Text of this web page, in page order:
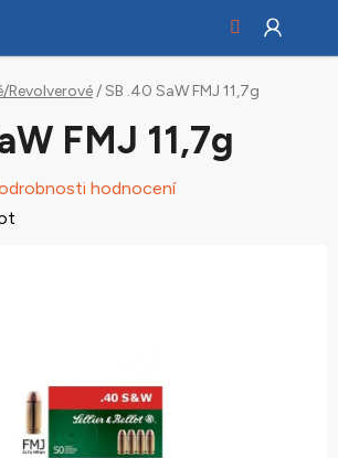
Revolverové/SB .40 SaW FMJ 11,7g
FMJ 11,7g
hodnocení